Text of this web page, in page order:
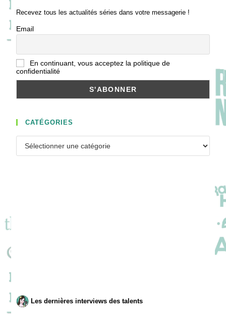
Recevez tous les actualités séries dans votre messagerie !
Email
En continuant, vous acceptez la politique de
confidentialité
CATÉGORIES
Catégories
Les dernières interviews des talents